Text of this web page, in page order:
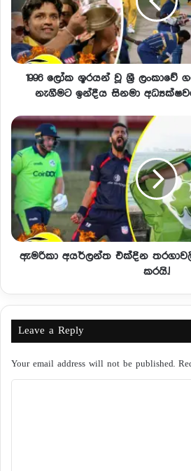
1996 ලෝක ශූරයන් වූ ශ්‍රී ලංකාවේ
නැගීමට ඉන්දීය සිනමා
ඇමරිකා අයර්ලන්ත එක්දින
කරයි.!
Leave a Reply
Your email address will not be published.